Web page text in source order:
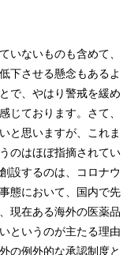
いないものも含めて、
下させる懸念もあるよ
で、やはり警戒を緩め
じております。さて、
と思いますが、これま
のはほぼ指摘されてい
設するのは、コロナウ
態において、国内で先
現在ある海外の医薬品
というのが主たる理由
の例外的な承認制度と